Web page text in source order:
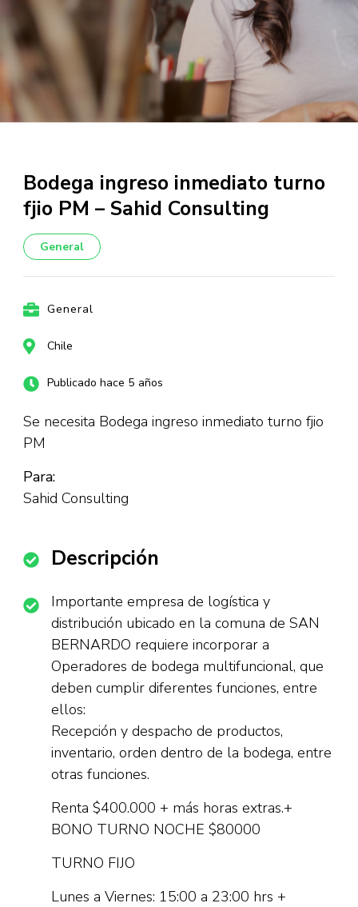
Bodega ingreso inmediato turno
fjio PM – Sahid Consulting
General
General
Chile
Publicado hace 5 años
Se necesita Bodega ingreso inmediato turno fjio
PM
Para:
Sahid Consulting
Descripción
Importante empresa de logística y
distribución ubicado en la comuna de SAN
BERNARDO requiere incorporar a
Operadores de bodega multifuncional, que
deben cumplir diferentes funciones, entre
ellos:
Recepción y despacho de productos,
inventario, orden dentro de la bodega, entre
otras funciones.
Renta $400.000 + más horas extras.+
BONO TURNO NOCHE $80000
TURNO FIJO
Lunes a Viernes: 15:00 a 23:00 hrs +